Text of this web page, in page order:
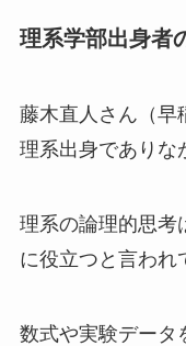
理系学部出身者
藤木直人さん（早
理系出身でありな
理系の論理的思考
に役立つと言われ
数式や実験データ